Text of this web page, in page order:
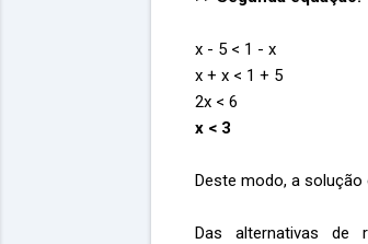
x - 5 < 1 - x
x + x < 1 + 5
2x < 6
x < 3
Deste modo, a solução
Das alternativas